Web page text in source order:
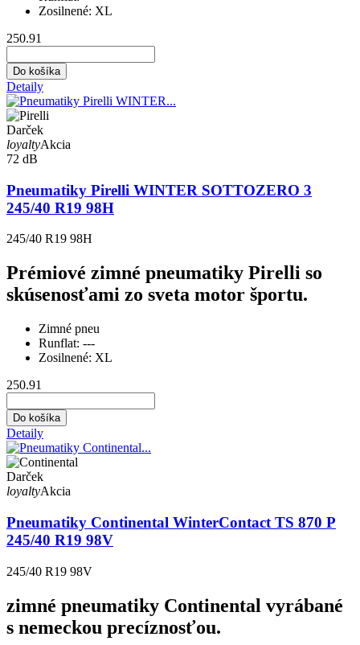
Zosilnené: XL
250.91
Do košíka
Detaily
Darček
loyaltyAkcia
72 dB
Pneumatiky Pirelli WINTER SOTTOZERO 3
245/40 R19 98H
245/40 R19 98H
Prémiové zimné pneumatiky Pirelli so
skúsenosťami zo sveta motor športu.
Zimné pneu
Runflat: ---
Zosilnené: XL
250.91
Do košíka
Detaily
Darček
loyaltyAkcia
Pneumatiky Continental WinterContact TS 870 P
245/40 R19 98V
245/40 R19 98V
zimné pneumatiky Continental vyrábané
s nemeckou precíznosťou.